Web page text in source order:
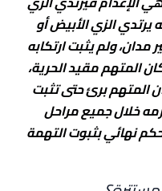
يرتدي الزي الأبيض أو
مدان، ولم يثبت ارتكابه
المتهم مقيد الحرية،
المتهم برئ حتى تثبت
خلال جميع مراحل
نهائي بثبوت التهمة